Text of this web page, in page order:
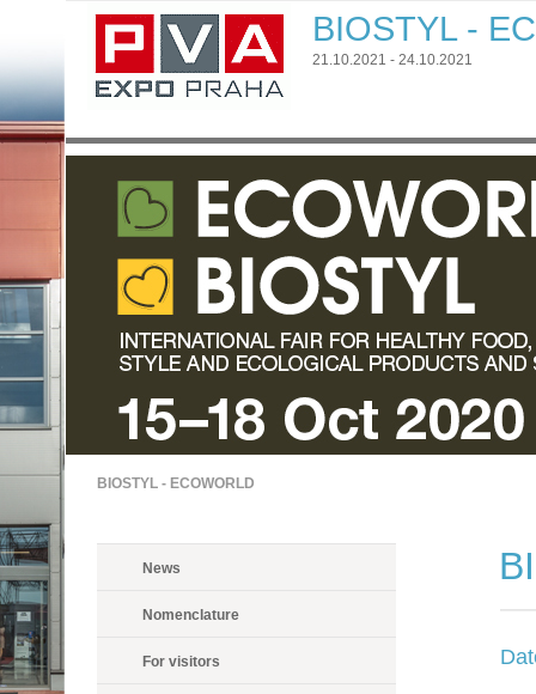
BIOSTYL -
21.10.2021 - 24.10.2021
BIOSTYL - ECOWORLD
News
Nomenclature
For visitors